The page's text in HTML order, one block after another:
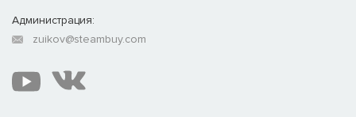
Администрация:
zuikov@steambuy.com